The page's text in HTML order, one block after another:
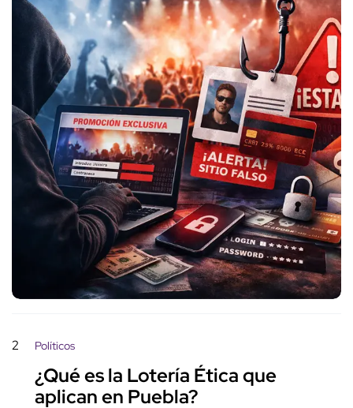
2 Políticos
¿Qué es la Lotería Ética que
aplican en Puebla?